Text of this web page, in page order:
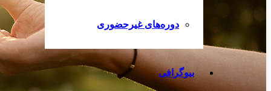
دوره‌های غیرحضوری
بیوگرافی